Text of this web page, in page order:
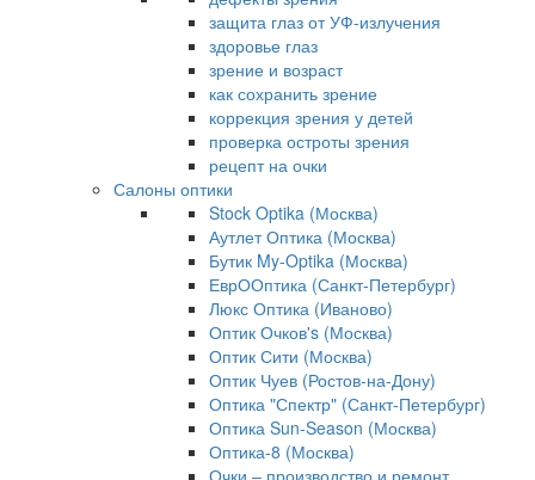
защита глаз от УФ-излучения
здоровье глаз
зрение и возраст
как сохранить зрение
коррекция зрения у детей
проверка остроты зрения
рецепт на очки
Салоны оптики
Stock Optika (Москва)
Аутлет Оптика (Москва)
Бутик My-Optika (Москва)
ЕврООптика (Санкт-Петербург)
Люкс Оптика (Иваново)
Оптик Очков's (Москва)
Оптик Сити (Москва)
Оптик Чуев (Ростов-на-Дону)
Оптика "Спектр" (Санкт-Петербург)
Оптика Sun-Season (Москва)
Оптика-8 (Москва)